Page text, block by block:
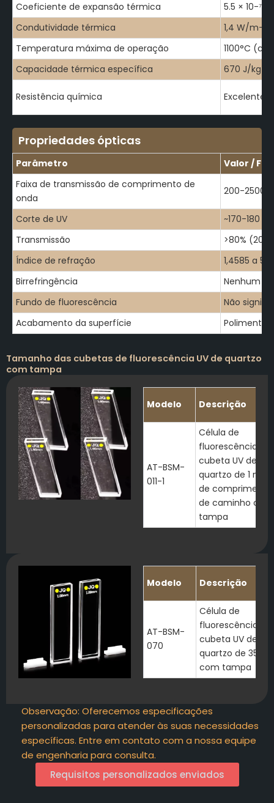
Coeficiente de expansão térmica
5.5 × 10-⁷ /
Condutividade térmica
1,4 W/m-K
Temperatura máxima de operação
1100°C
Capacidade térmica específica
670 J/kg-K
Resistência química Excelente
Propriedades ópticas
Parâmetro
Valor /
Faixa de transmissão de comprimento de
onda
200-2500
Corte de UV
~170-180
Transmissão
>80%
Índice de refração
1,4585 a
Birrefringência
Nenhum
Fundo de fluorescência
Não
Acabamento da superfície
Polimento
Tamanho das cubetas de fluorescência UV de quartzo
com tampa
Modelo Descrição
AT-BSM-
011-1
Célula de
fluorescência de
cubeta UV de
quartzo de 1 mm
de comprimento
de caminho com
tampa
Modelo Descrição
AT-BSM-
070
Célula de
fluorescência de
cubeta UV de
quartzo de 350μl
com tampa
Observação: Oferecemos especificações
personalizadas para atender às suas necessidades
específicas. Entre em contato com a nossa equipe
de engenharia para consulta.
Requisitos personalizados enviados